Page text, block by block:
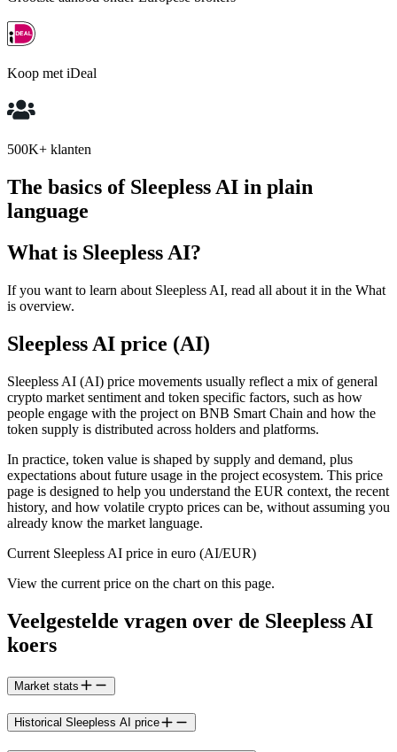
Koop met iDeal
500K+ klanten
The basics of Sleepless AI in plain
language
What is Sleepless AI?
If you want to learn about Sleepless AI, read all about it in the What
is overview.
Sleepless AI price (AI)
Sleepless AI (AI) price movements usually reflect a mix of general
crypto market sentiment and token specific factors, such as how
people engage with the project on BNB Smart Chain and how the
token supply is distributed across holders and platforms.
In practice, token value is shaped by supply and demand, plus
expectations about future usage in the project ecosystem. This price
page is designed to help you understand the EUR context, the recent
history, and how volatile crypto prices can be, without assuming you
already know the market language.
Current Sleepless AI price in euro (AI/EUR)
View the current price on the chart on this page.
Veelgestelde vragen over de Sleepless AI
koers
Market stats
Historical Sleepless AI price